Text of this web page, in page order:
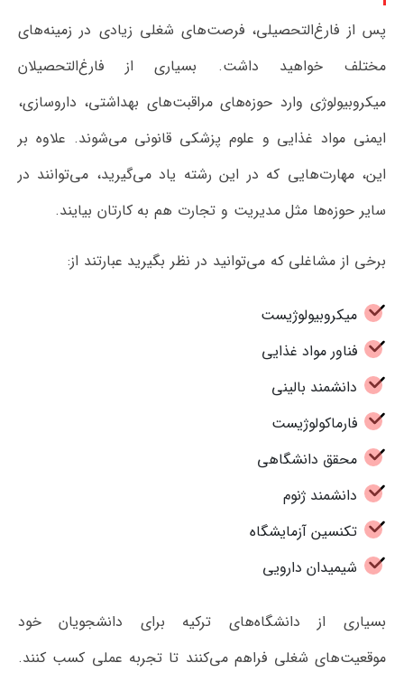
پس از فارغ‌التحصیلی، فرصت‌های شغلی زیادی در زمینه‌های
مختلف خواهید داشت. بسیاری از فارغ‌التحصیلان
میکروبیولوژی وارد حوزه‌های مراقبت‌های بهداشتی، داروسازی،
ایمنی مواد غذایی و علوم پزشکی قانونی می‌شوند. علاوه بر
این، مهارت‌هایی که در این رشته یاد می‌گیرید، می‌توانند در
سایر حوزه‌ها مثل مدیریت و تجارت هم به کارتان بیایند.
برخی از مشاغلی که می‌توانید در نظر بگیرید عبارتند از:
میکروبیولوژیست
فناور مواد غذایی
دانشمند بالینی
فارماکولوژیست
محقق دانشگاهی
دانشمند ژنوم
تکنسین آزمایشگاه
شیمیدان دارویی
بسیاری از دانشگاه‌های ترکیه برای دانشجویان خود
موقعیت‌های شغلی فراهم می‌کنند تا تجربه عملی کسب کنند.